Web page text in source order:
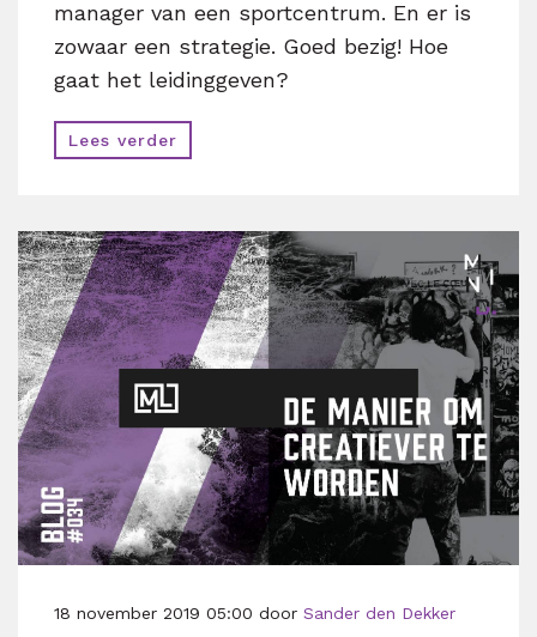
manager van een sportcentrum. En er is
zowaar een strategie. Goed bezig! Hoe
gaat het leidinggeven?
Lees verder
18 november 2019 05:00 door Sander den Dekker